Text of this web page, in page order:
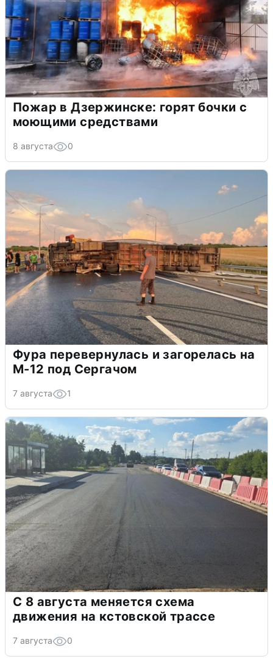
Пожар в Дзержинске: горят бочки с
моющими средствами
8 августа 0
Фура перевернулась и загорелась на
М-12 под Сергачом
7 августа 1
С 8 августа меняется схема
движения на кстовской трассе
7 августа 0